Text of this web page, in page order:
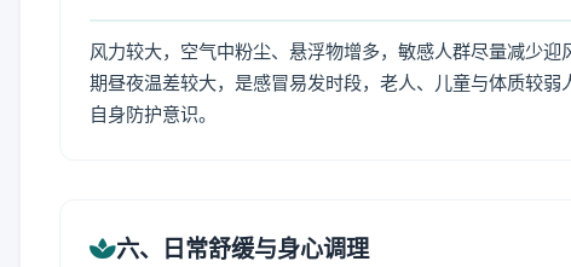
风力较大，空气中粉尘、悬浮物增多，敏感人群尽量减少
期昼夜温差较大，是感冒易发时段，老人、儿童与体质较
自身防护意识。
六、日常舒缓与身心调理